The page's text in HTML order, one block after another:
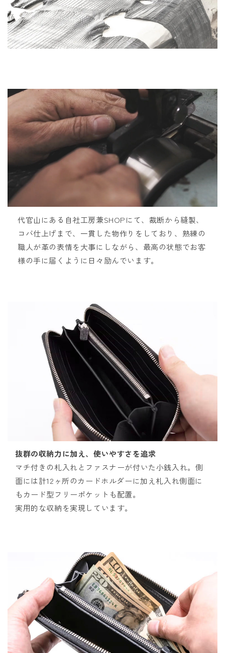
代官山にある自社工房兼SHOPにて、裁断から縫製、
コバ仕上げまで、一貫した物作りをしており、熟練の
職人が革の表情を大事にしながら、最高の状態でお客
様の手に届くように日々励んでいます。
抜群の収納力に加え、使いやすさを追求
マチ付きの札入れとファスナーが付いた小銭入れ。側
面には計12ヶ所のカードホルダーに加え札入れ側面に
もカード型フリーポケットも配置。
実用的な収納を実現しています。